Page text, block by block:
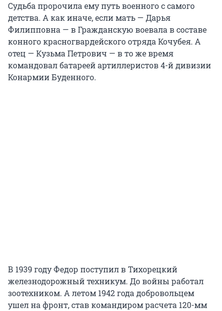
Судьба пророчила ему путь военного с самого
детства. А как иначе, если мать — Дарья
Филипповна — в Гражданскую воевала в составе
конного красногвардейского отряда Кочубея. А
отец — Кузьма Петрович — в то же время
командовал батареей артиллеристов 4-й дивизии
Конармии Буденного.
В 1939 году Федор поступил в Тихорецкий
железнодорожный техникум. До войны работал
зоотехником. А летом 1942 года добровольцем
ушел на фронт, став командиром расчета 120-мм